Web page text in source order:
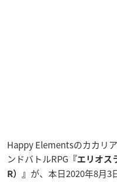
Happy Elementsのカカリ
ンドバトルRPG 『エリオ
R）』 が、本日2020年8月3